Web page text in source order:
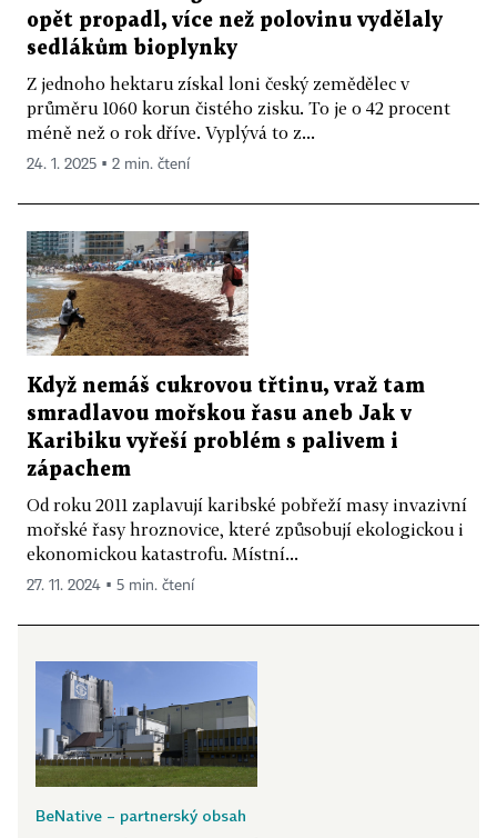
opět propadl, více než polovinu vydělaly
sedlákům bioplynky
Z jednoho hektaru získal loni český zemědělec v
průměru 1060 korun čistého zisku. To je o 42 procent
méně než o rok dříve. Vyplývá to z...
24. 1. 2025 ▪ 2 min. čtení
Když nemáš cukrovou třtinu, vraž tam
smradlavou mořskou řasu aneb Jak v
Karibiku vyřeší problém s palivem i
zápachem
Od roku 2011 zaplavují karibské pobřeží masy invazivní
mořské řasy hroznovice, které způsobují ekologickou i
ekonomickou katastrofu. Místní...
27. 11. 2024 ▪ 5 min. čtení
BeNative – partnerský obsah